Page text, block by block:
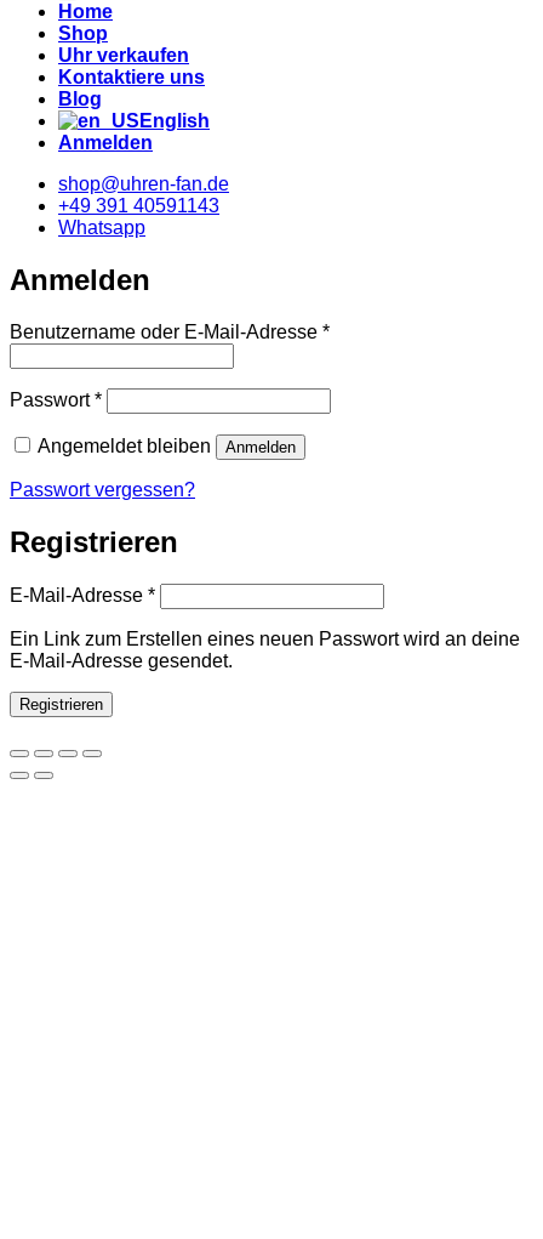
Home
Shop
Uhr verkaufen
Kontaktiere uns
Blog
English
Anmelden
shop@uhren-fan.de
+49 391 40591143
Whatsapp
Anmelden
Benutzername oder E-Mail-Adresse *Erforderlich
Passwort*Erforderlich
Angemeldet bleiben Anmelden
Passwort vergessen?
Registrieren
E-Mail-Adresse *Erforderlich
Ein Link zum Erstellen eines neuen Passwort wird an deine
E-Mail-Adresse gesendet.
Registrieren